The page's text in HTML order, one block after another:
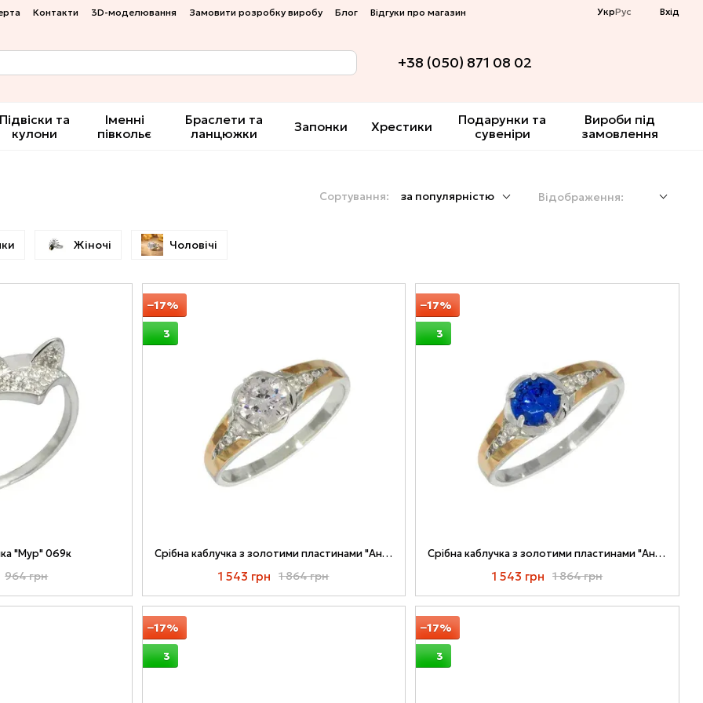
Контакти 3D-моделювання Замовити розробку виробу Блог Відгуки про магазин УкрРус Вхід
+38 (050) 871 08 02
Підвіски та
кулони
Іменні
півкольє
Браслети та
ланцюжки
Запонки Хрестики
Подарунки та
сувеніри
Вироби під
замовлення
Сортування: за популярністю Відображення:
Жіночі Чоловічі
"Мур" 069к
964 грн
−17%
3
Срібна каблучка з золотими пластинами "Анжеліка" 067к-01
1 864 грн
1 543 грн
−17%
3
Срібна каблучка з золотими пластинами "Анжеліка" 067к-03
1 864 грн
1 543 грн
−17%
3
−17%
3